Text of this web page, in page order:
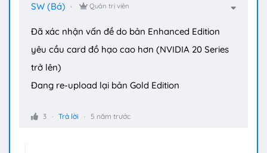
SW (Bá) Quản trị viên
Đã xác nhận vấn đề do bản Enhanced Edition
yêu cầu card đồ hạo cao hơn (NVIDIA 20 Series
trở lên)
Đang re-upload lại bản Gold Edition
3 Trả lời 5 năm trước